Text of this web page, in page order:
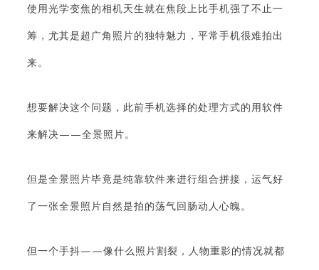
使用光学变焦的相机天生就在焦段上比手机强了不止一
筹，尤其是超广角照片的独特魅力，平常手机很难拍出
来。
想要解决这个问题，此前手机选择的处理方式的用软件
来解决——全景照片。
但是全景照片毕竟是纯靠软件来进行组合拼接，运气好
了一张全景照片自然是拍的荡气回肠动人心魄。
但一个手抖——像什么照片割裂，人物重影的情况就都